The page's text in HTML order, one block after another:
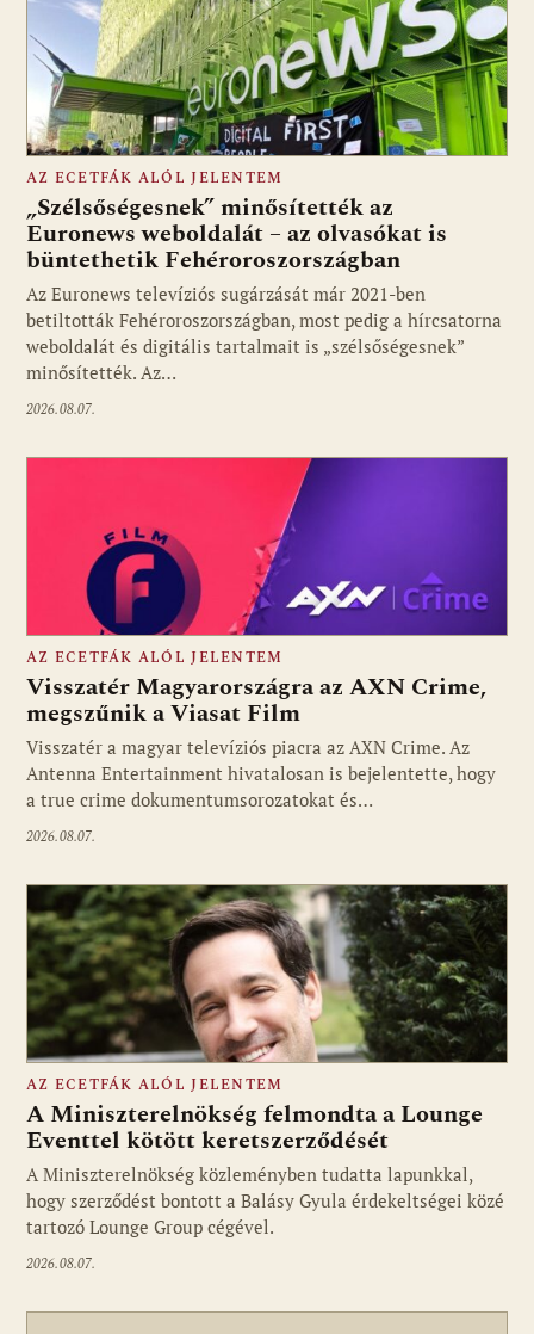
Fotó: media1.hu
AZ ECETFÁK ALÓL JELENTEM
„Szélsőségesnek” minősítették az
Euronews weboldalát – az olvasókat is
büntethetik Fehéroroszországban
Az Euronews televíziós sugárzását már 2021-ben
betiltották Fehéroroszországban, most pedig a hírcsatorna
weboldalát és digitális tartalmait is „szélsőségesnek”
minősítették. Az…
2026.08.07.
Fotó: media1.hu
AZ ECETFÁK ALÓL JELENTEM
Visszatér Magyarországra az AXN Crime,
megszűnik a Viasat Film
Visszatér a magyar televíziós piacra az AXN Crime. Az
Antenna Entertainment hivatalosan is bejelentette, hogy
a true crime dokumentumsorozatokat és…
2026.08.07.
Fotó: media1.hu
AZ ECETFÁK ALÓL JELENTEM
A Miniszterelnökség felmondta a Lounge
Eventtel kötött keretszerződését
A Miniszterelnökség közleményben tudatta lapunkkal,
hogy szerződést bontott a Balásy Gyula érdekeltségei közé
tartozó Lounge Group cégével.
2026.08.07.